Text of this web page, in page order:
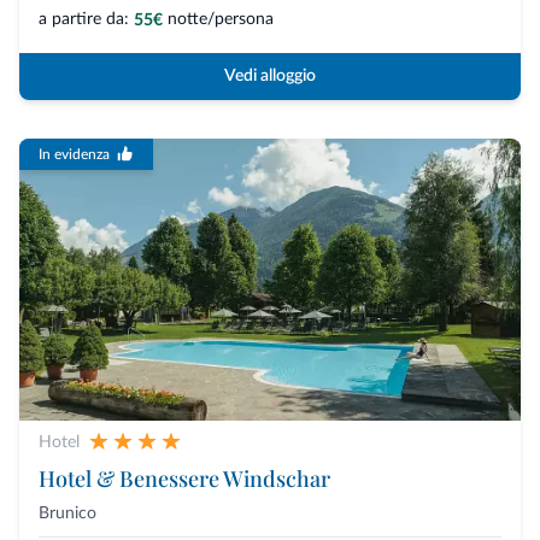
a partire da: 55€ notte/persona
Vedi alloggio
In evidenza
Hotel
Hotel & Benessere Windschar
Brunico